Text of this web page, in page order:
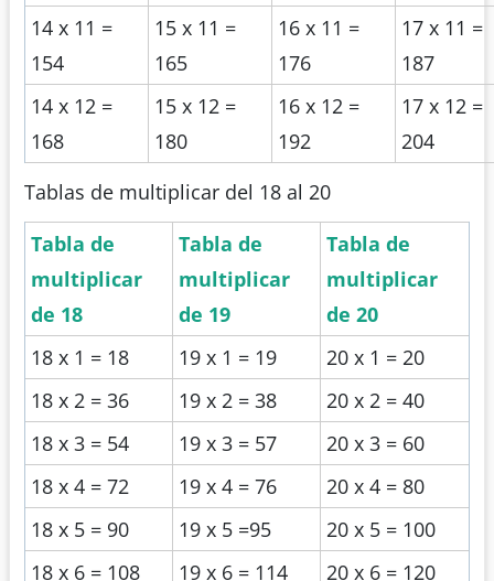
14 x 11 =
154
15 x 11 =
165
16 x 11 =
176
17 x 11 =
187
14 x 12 =
168
15 x 12 =
180
16 x 12 =
192
17 x 12 =
204
Tablas de multiplicar del 18 al 20
Tabla de
multiplicar
de 18
Tabla de
multiplicar
de 19
Tabla de
multiplicar
de 20
18 x 1 = 18
19 x 1 = 19
20 x 1 = 20
18 x 2 = 36
19 x 2 = 38
20 x 2 = 40
18 x 3 = 54
19 x 3 = 57
20 x 3 = 60
18 x 4 = 72
19 x 4 = 76
20 x 4 = 80
18 x 5 = 90
19 x 5 =95
20 x 5 = 100
18 x 6 = 108
19 x 6 = 114 20 x 6 = 120